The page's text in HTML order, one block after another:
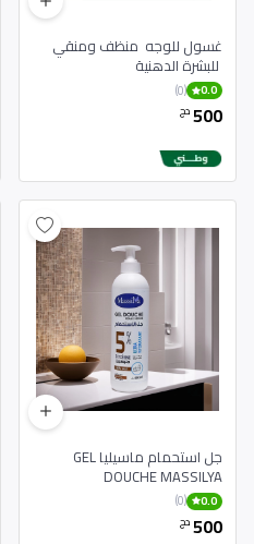
غسول للوجه منظف ومنقي
للبشرة الدهنية
0.0
(0)
500دج
جل استحمام ماسيليا GEL
DOUCHE MASSILYA
0.0
(0)
500دج